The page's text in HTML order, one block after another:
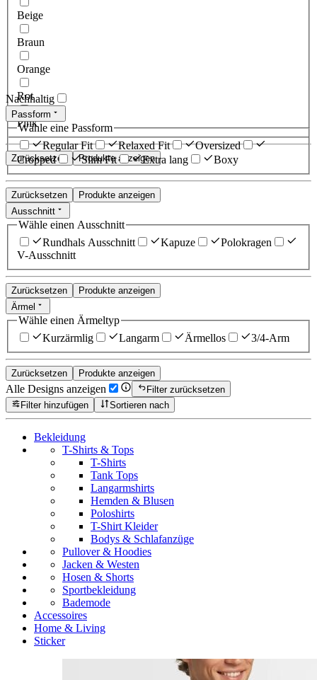
Beige
Braun
Orange
Rot
Pink
Zurücksetzen Produkte anzeigen
Nachhaltig
Passform
Wähle eine Passform
Regular Fit
Relaxed Fit
Oversized
Cropped
Slim Fit Extra lang Boxy
Zurücksetzen
Produkte anzeigen
Ausschnitt
Wähle einen Ausschnitt
Rundhals Ausschnitt
Kapuze
Polokragen
V-Ausschnitt
Zurücksetzen
Produkte anzeigen
Ärmel
Wähle einen Ärmeltyp
Kurzärmlig
Langarm Ärmellos 3/4-Arm
Zurücksetzen Produkte anzeigen
Alle Designs anzeigen
Filter zurücksetzen
Filter hinzufügen
Sortieren nach
Bekleidung
T-Shirts & Tops
T-Shirts
Tank Tops
Langarmshirts
Hemden & Blusen
Poloshirts
T-Shirt Kleider
Bodys & Schlafanzüge
Pullover & Hoodies
Jacken & Westen
Hosen & Shorts
Sportbekleidung
Bademode
Accessoires
Home & Living
Sticker